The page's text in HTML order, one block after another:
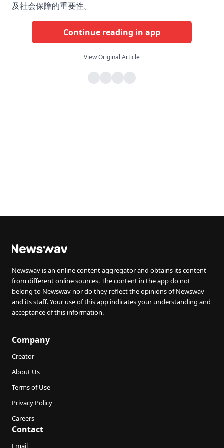
及社会保障的重要性。
Continue reading in app
View Original Article
Newswav is an online content aggregator and obtains its content
from different online sources. The content in the app do not
belong to Newswav nor do they reflect the opinions of Newswav
and its staff. Your use of this app indicates your understanding and
acceptance of this information.
Company
Creator
About Us
Terms of Use
Privacy Policy
Careers
Contact
Email